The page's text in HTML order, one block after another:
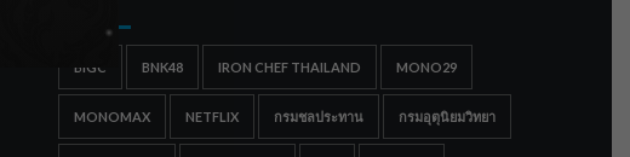
BIGC BNK48 IRON CHEF THAILAND MONO29
MONOMAX NETFLIX กรมชลประทาน กรมอุตุนิยมวิทยา